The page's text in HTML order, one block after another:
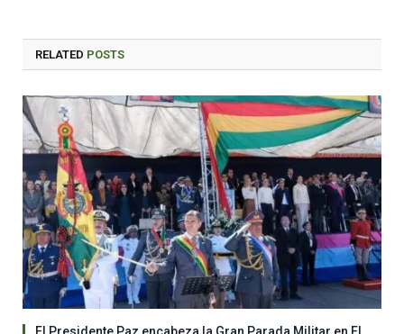
RELATED POSTS
El Presidente Paz encabeza la Gran Parada Militar en El